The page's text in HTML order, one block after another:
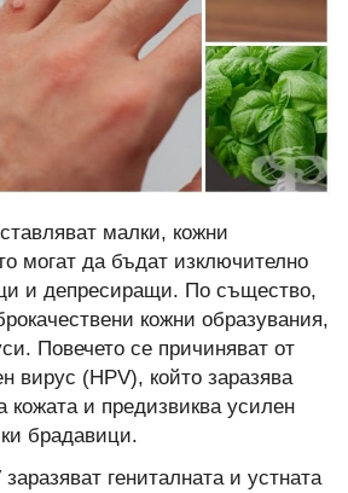
малки, кожни
могат да бъдат изключително
и депресиращи. По същество,
кожни образувания,
Повечето се причиняват от
вирус (HPV), който заразява
кожата и предизвиква усилен
брадавици.
гениталната и устната